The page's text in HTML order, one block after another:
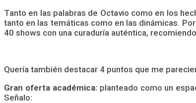
Tanto en las palabras de Octavio como en los
tanto en las temáticas como en las dinámicas.
40 shows con una curaduría auténtica,
Quería también destacar 4 puntos que me
Gran oferta académica:planteado como un
Señalo: